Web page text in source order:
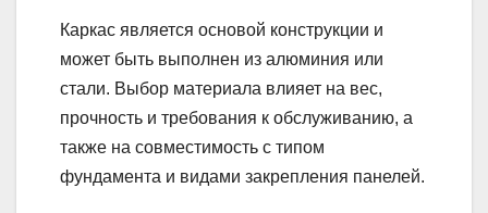
Каркас является основой конструкции и
может быть выполнен из алюминия или
стали. Выбор материала влияет на вес,
прочность и требования к обслуживанию, а
также на совместимость с типом
фундамента и видами закрепления панелей.